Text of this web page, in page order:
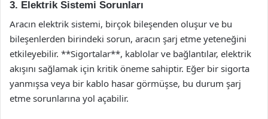
3. Elektrik Sistemi Sorunları
Aracın elektrik sistemi, birçok bileşenden oluşur ve bu
bileşenlerden birindeki sorun, aracın şarj etme yeteneğini
etkileyebilir. **Sigortalar**, kablolar ve bağlantılar, elektrik
akışını sağlamak için kritik öneme sahiptir. Eğer bir sigorta
yanmışsa veya bir kablo hasar görmüşse, bu durum şarj
etme sorunlarına yol açabilir.